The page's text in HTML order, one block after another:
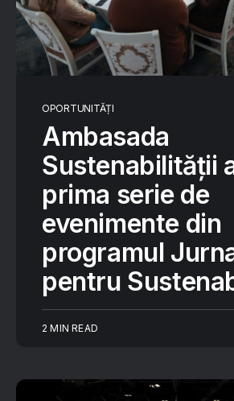
OPORTUNITĂȚI
Ambasada
Sustenabilității
prima serie de
evenimente din
programul
pentru
2 MIN READ